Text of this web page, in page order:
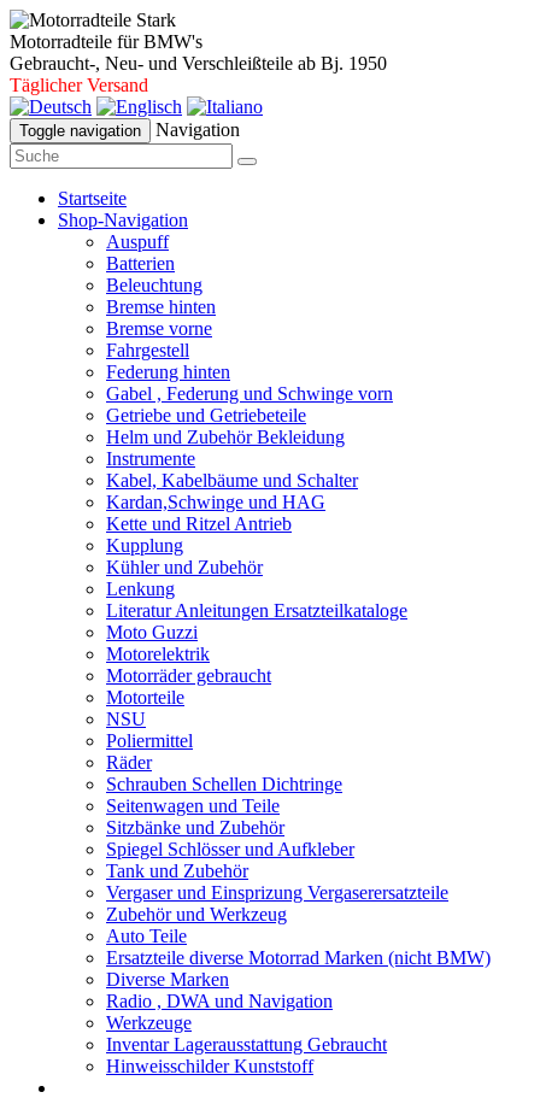
Motorradteile für BMW's
Gebraucht-, Neu- und Verschleißteile ab Bj. 1950
Täglicher Versand
Toggle navigation Navigation
Startseite
Shop-Navigation
Auspuff
Batterien
Beleuchtung
Bremse hinten
Bremse vorne
Fahrgestell
Federung hinten
Gabel , Federung und Schwinge vorn
Getriebe und Getriebeteile
Helm und Zubehör Bekleidung
Instrumente
Kabel, Kabelbäume und Schalter
Kardan,Schwinge und HAG
Kette und Ritzel Antrieb
Kupplung
Kühler und Zubehör
Lenkung
Literatur Anleitungen Ersatzteilkataloge
Moto Guzzi
Motorelektrik
Motorräder gebraucht
Motorteile
NSU
Poliermittel
Räder
Schrauben Schellen Dichtringe
Seitenwagen und Teile
Sitzbänke und Zubehör
Spiegel Schlösser und Aufkleber
Tank und Zubehör
Vergaser und Einsprizung Vergaserersatzteile
Zubehör und Werkzeug
Auto Teile
Ersatzteile diverse Motorrad Marken (nicht BMW)
Diverse Marken
Radio , DWA und Navigation
Werkzeuge
Inventar Lagerausstattung Gebraucht
Hinweisschilder Kunststoff